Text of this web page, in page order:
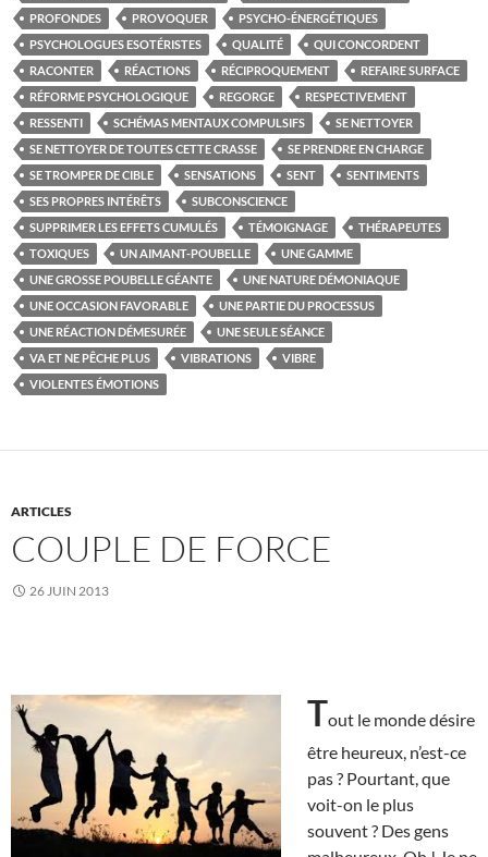
PROFONDES
PROVOQUER
PSYCHO-ÉNERGÉTIQUES
PSYCHOLOGUES ESOTÉRISTES
QUALITÉ
QUI CONCORDENT
RACONTER
RÉACTIONS RÉCIPROQUEMENT
REFAIRE SURFACE
RÉFORME PSYCHOLOGIQUE
REGORGE
RESPECTIVEMENT
RESSENTI
SCHÉMAS MENTAUX COMPULSIFS
SE NETTOYER
SE NETTOYER DE TOUTES CETTE CRASSE
SE PRENDRE EN CHARGE
SE TROMPER DE CIBLE
SENSATIONS SENT
SENTIMENTS
SES PROPRES INTÉRÊTS
SUBCONSCIENCE
SUPPRIMER LES EFFETS CUMULÉS
TÉMOIGNAGE
THÉRAPEUTES
TOXIQUES
UN AIMANT-POUBELLE
UNE GAMME
UNE GROSSE POUBELLE GÉANTE
UNE NATURE DÉMONIAQUE
UNE OCCASION FAVORABLE
UNE PARTIE DU PROCESSUS
UNE RÉACTION DÉMESURÉE
UNE SEULE SÉANCE
VA ET NE PÊCHE PLUS
VIBRATIONS
VIBRE
VIOLENTES ÉMOTIONS
ARTICLES
COUPLE DE FORCE
26 JUIN 2013
Tout le monde désire
être heureux, n’est-ce
pas ? Pourtant, que
voit-on le plus
souvent ? Des gens